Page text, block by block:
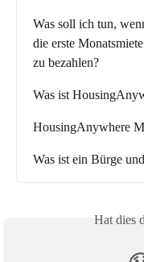
Was soll ich tun,
die erste
zu bezahlen?
Was ist
HousingAnywhere
Was ist ein Bürge
Hat dies